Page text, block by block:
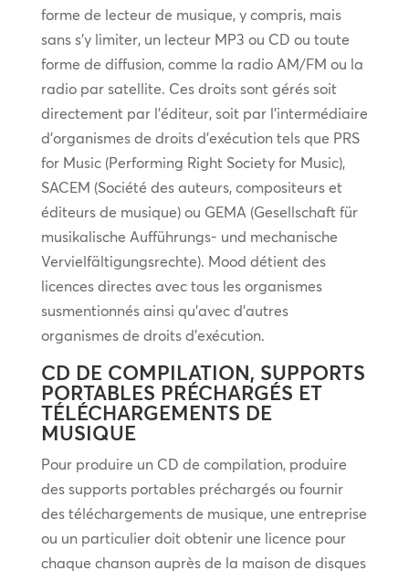
forme de lecteur de musique, y compris, mais
sans s’y limiter, un lecteur MP3 ou CD ou toute
forme de diffusion, comme la radio AM/FM ou la
radio par satellite. Ces droits sont gérés soit
directement par l’éditeur, soit par l’intermédiaire
d’organismes de droits d’exécution tels que PRS
for Music (Performing Right Society for Music),
SACEM (Société des auteurs, compositeurs et
éditeurs de musique) ou GEMA (Gesellschaft für
musikalische Aufführungs- und mechanische
Vervielfältigungsrechte). Mood détient des
licences directes avec tous les organismes
susmentionnés ainsi qu’avec d’autres
organismes de droits d’exécution.
CD DE COMPILATION, SUPPORTS
PORTABLES PRÉCHARGÉS ET
TÉLÉCHARGEMENTS DE
MUSIQUE
Pour produire un CD de compilation, produire
des supports portables préchargés ou fournir
des téléchargements de musique, une entreprise
ou un particulier doit obtenir une licence pour
chaque chanson auprès de la maison de disques